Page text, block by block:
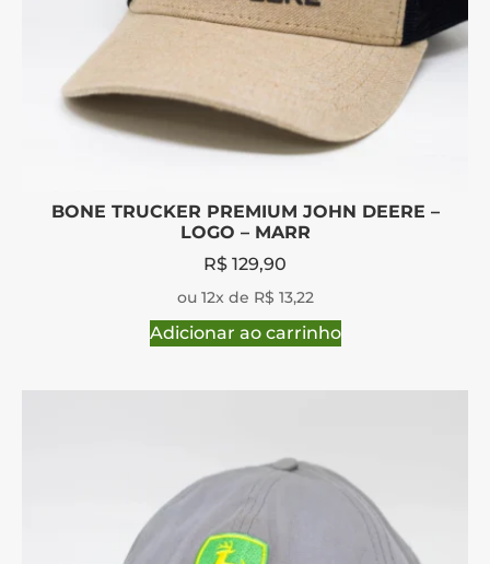
BONE TRUCKER PREMIUM JOHN DEERE –
LOGO – MARR
R$ 129,90
ou 12x de R$ 13,22
Adicionar ao carrinho